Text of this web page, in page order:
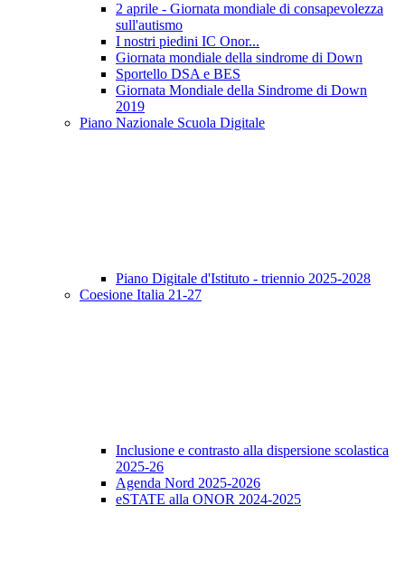
2 aprile - Giornata mondiale di consapevolezza
sull'autismo
I nostri piedini IC Onor...
Giornata mondiale della sindrome di Down
Sportello DSA e BES
Giornata Mondiale della Sindrome di Down
2019
Piano Nazionale Scuola Digitale
Piano Digitale d'Istituto - triennio 2025-2028
Coesione Italia 21-27
Inclusione e contrasto alla dispersione scolastica
2025-26
Agenda Nord 2025-2026
eSTATE alla ONOR 2024-2025